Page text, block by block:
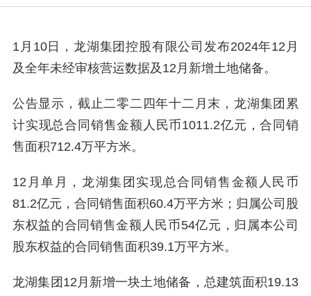
1月10日，龙湖集团控股有限公司发布2024年12月
及全年未经审核营运数据及12月新增土地储备。
公告显示，截止二零二四年十二月末，龙湖集团累
计实现总合同销售金额人民币1011.2亿元，合同销
售面积712.4万平方米。
12月单月，龙湖集团实现总合同销售金额人民币
81.2亿元，合同销售面积60.4万平方米；归属公司股
东权益的合同销售金额人民币54亿元，归属本公司
股东权益的合同销售面积39.1万平方米。
龙湖集团12月新增一块土地储备，总建筑面积19.13